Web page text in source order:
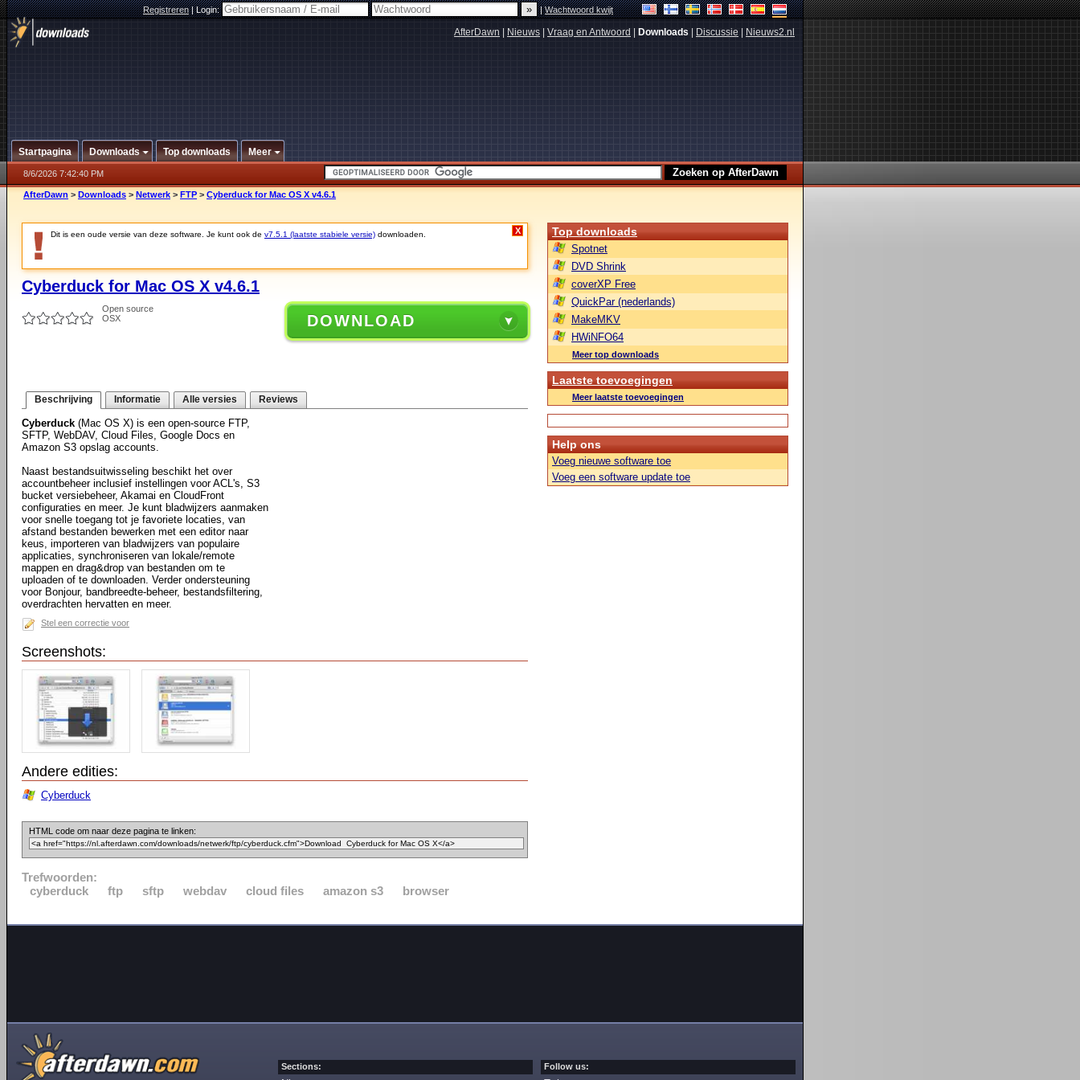
Registreren|Login: |Wachtwoord kwijt
AfterDawn Nieuws Vraag en Antwoord Downloads Discussie Nieuws2.nl
Startpagina Downloads Top downloads Meer
8/6/2026 7:42:40 PM
AfterDawn > Downloads > Netwerk > FTP > Cyberduck for Mac OS X v4.6.1
Dit is een oude versie van deze software. Je kunt ook de v7.5.1 (laatste stabiele versie) downloaden. X
Cyberduck for Mac OS X v4.6.1
Open source
OSX
DOWNLOAD
Beschrijving Informatie Alle versies Reviews
Cyberduck (Mac OS X) is een open-source FTP,
SFTP, WebDAV, Cloud Files, Google Docs en
Amazon S3 opslag accounts.
Naast bestandsuitwisseling beschikt het over
accountbeheer inclusief instellingen voor ACL's, S3
bucket versiebeheer, Akamai en CloudFront
configuraties en meer. Je kunt bladwijzers aanmaken
voor snelle toegang tot je favoriete locaties, van
afstand bestanden bewerken met een editor naar
keus, importeren van bladwijzers van populaire
applicaties, synchroniseren van lokale/remote
mappen en drag&drop van bestanden om te
uploaden of te downloaden. Verder ondersteuning
voor Bonjour, bandbreedte-beheer, bestandsfiltering,
overdrachten hervatten en meer.
Stel een correctie voor
Screenshots:
Andere edities:
Cyberduck
HTML code om naar deze pagina te linken:
Trefwoorden:
cyberduck
ftp sftp webdav cloud files amazon s3 browser
Top downloads
Spotnet
DVD Shrink
coverXP Free
QuickPar (nederlands)
MakeMKV
HWiNFO64
Meer top downloads
Laatste toevoegingen
Meer laatste toevoegingen
Help ons
Voeg nieuwe software toe
Voeg een software update toe
Sections: Follow us: